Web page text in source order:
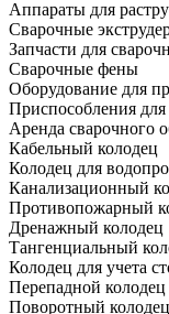
Аппараты для
Сварочные
Запчасти для
Сварочные фены
Оборудование для
Приспособления
Аренда сварочного
Кабельный колодец
Колодец для
Канализационный
Противопожарный
Дренажный колодец
Тангенциальный
Колодец для учета
Перепадной колодец
Поворотный колодец